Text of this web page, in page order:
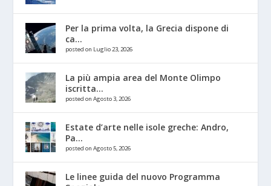
Per la prima volta, la Grecia dispone di
ca...
posted on Luglio 23, 2026
La più ampia area del Monte Olimpo
iscritta...
posted on Agosto 3, 2026
Estate d’arte nelle isole greche: Andro,
Pa...
posted on Agosto 5, 2026
Le linee guida del nuovo Programma